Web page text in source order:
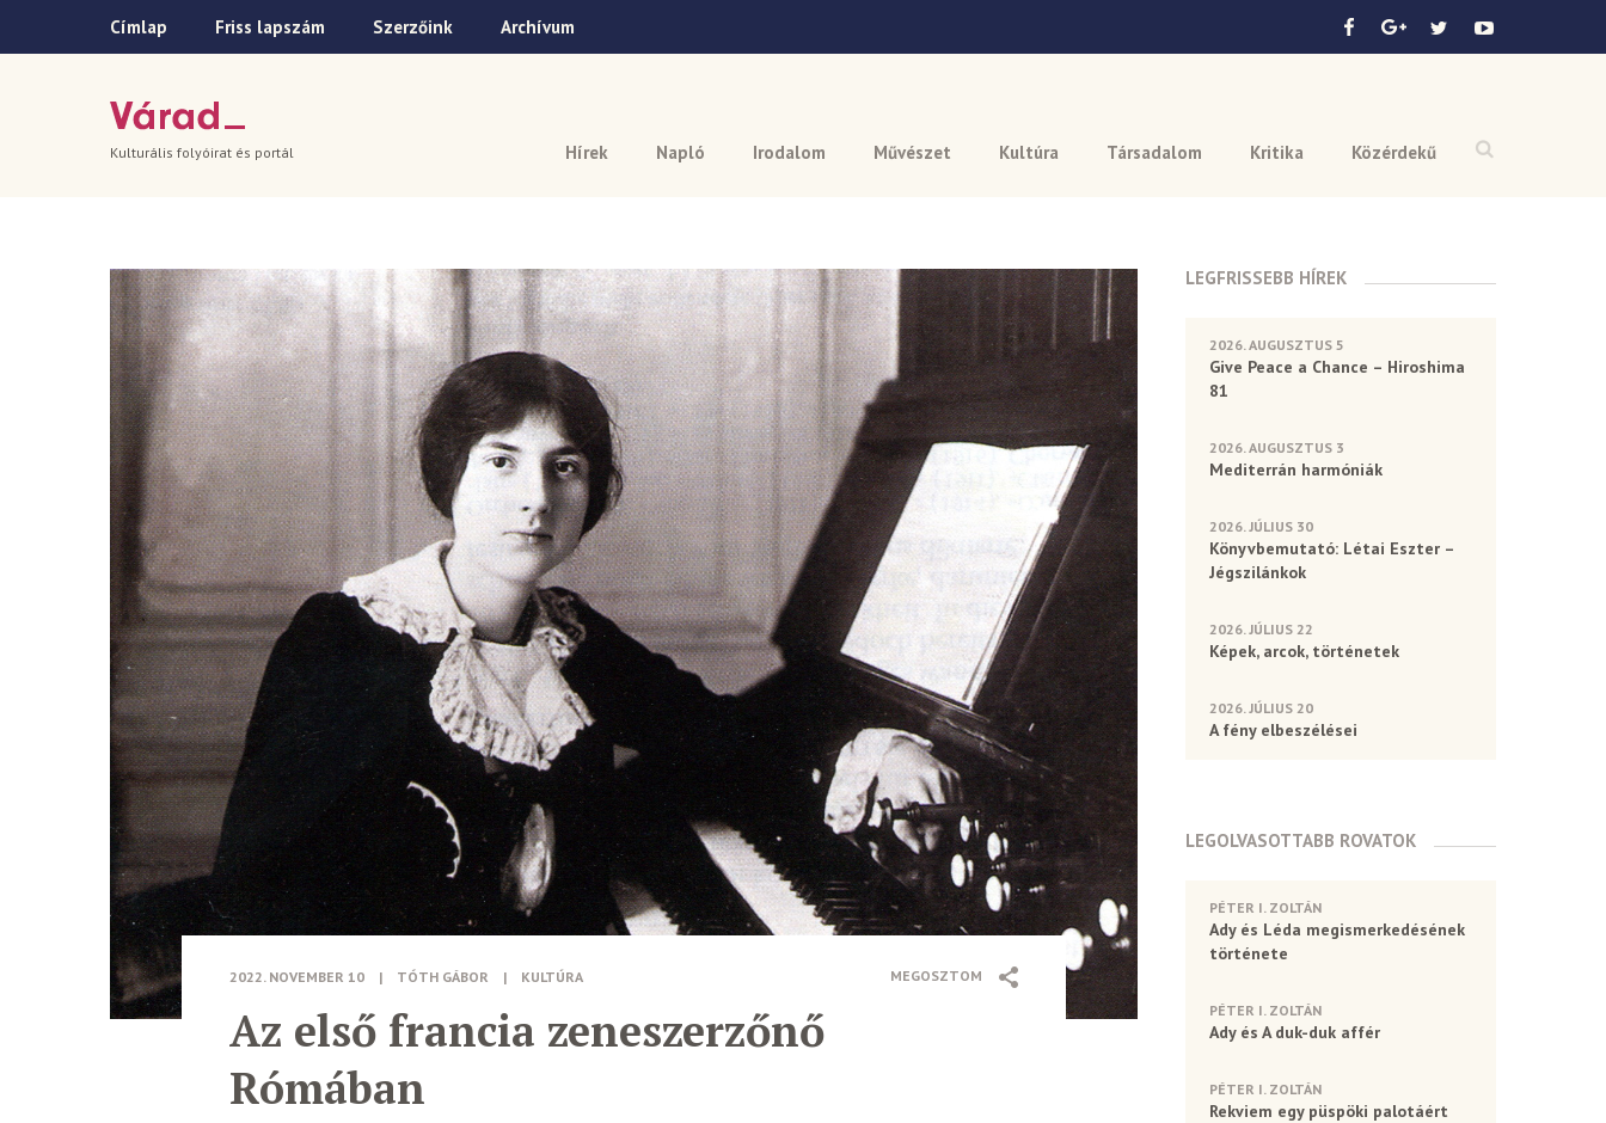
Címlap Friss lapszám Szerzőink Archívum
Hírek Napló Irodalom Művészet Kultúra Társadalom Kritika Közérdekű
Kulturális folyóirat és portál
MEGOSZTOM
2022. NOVEMBER 10 | TÓTH GÁBOR | KULTÚRA
Az első francia zeneszerzőnő
Rómában
LEGFRISSEBB HÍREK
2026. AUGUSZTUS 5
Give Peace a Chance – Hiroshima
81
2026. AUGUSZTUS 3
Mediterrán harmóniák
2026. JÚLIUS 30
Könyvbemutató: Létai Eszter –
Jégszilánkok
2026. JÚLIUS 22
Képek, arcok, történetek
2026. JÚLIUS 20
A fény elbeszélései
LEGOLVASOTTABB ROVATOK
PÉTER I. ZOLTÁN
Ady és Léda megismerkedésének
története
PÉTER I. ZOLTÁN
Ady és A duk-duk affér
PÉTER I. ZOLTÁN
Rekviem egy püspöki palotáért